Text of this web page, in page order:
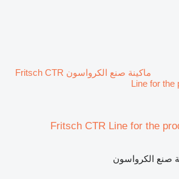
ماكينة صنع الكرواسون Fritsch CTR
Line for the
Fritsch CTR Line for the
صنع الكرواسون